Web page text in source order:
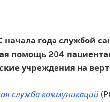
начала года службой
помощь 204
учреждения на
служба коммуникаций